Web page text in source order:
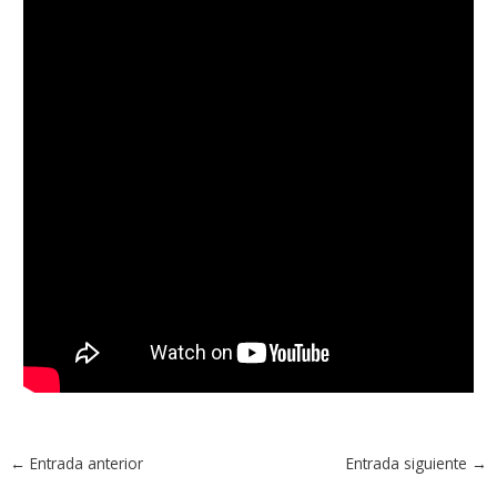
← Entrada anterior Entrada siguiente →